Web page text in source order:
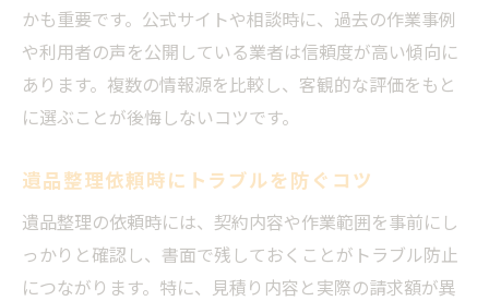
かも重要です。公式サイトや相談時に、過去の作業事例
や利用者の声を公開している業者は信頼度が高い傾向に
あります。複数の情報源を比較し、客観的な評価をもと
に選ぶことが後悔しないコツです。
遺品整理依頼時にトラブルを防ぐコツ
遺品整理の依頼時には、契約内容や作業範囲を事前にし
っかりと確認し、書面で残しておくことがトラブル防止
につながります。特に、見積り内容と実際の請求額が異